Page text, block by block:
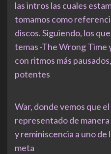
las intros las cuales
tomamos como
discos. Siguiendo, los
temas -The Wrong Time
con ritmos más
potentes
War, donde vemos que
representado de
y reminiscencia a uno de
meta